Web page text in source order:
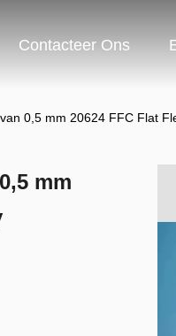
Contacteer Ons
0,5 mm 20624 FFC Flat
mm